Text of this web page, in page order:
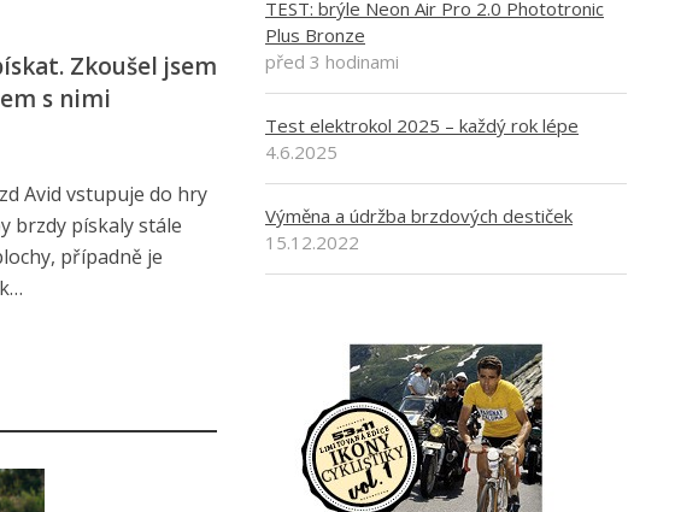
Zkoušel jsem
s nimi
Avid vstupuje do hry
brzdy pískaly stále
případně je
TEST: brýle Neon Air Pro 2.0 Phototronic
Plus Bronze
před 3 hodinami
Test elektrokol 2025 – každý rok lépe
4.6.2025
Výměna a údržba brzdových destiček
15.12.2022